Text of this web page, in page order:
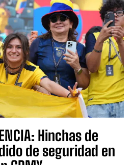
Hinchas de
de seguridad en